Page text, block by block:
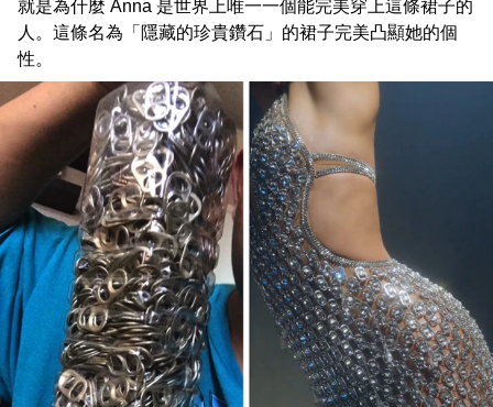
就是為什麼 Anna 是世界上唯一一個能完美穿上這條裙子的
人。這條名為「隱藏的珍貴鑽石」的裙子完美凸顯她的個
性。